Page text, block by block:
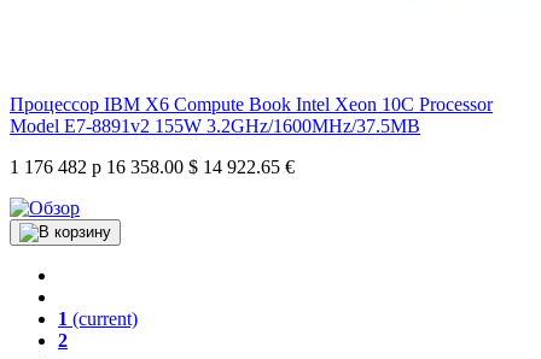
Процессор IBM X6 Compute Book Intel Xeon 10C Processor
Model E7-8891v2 155W 3.2GHz/1600MHz/37.5MB
1 176 482 р 16 358.00 $ 14 922.65 €
1 (current)
2